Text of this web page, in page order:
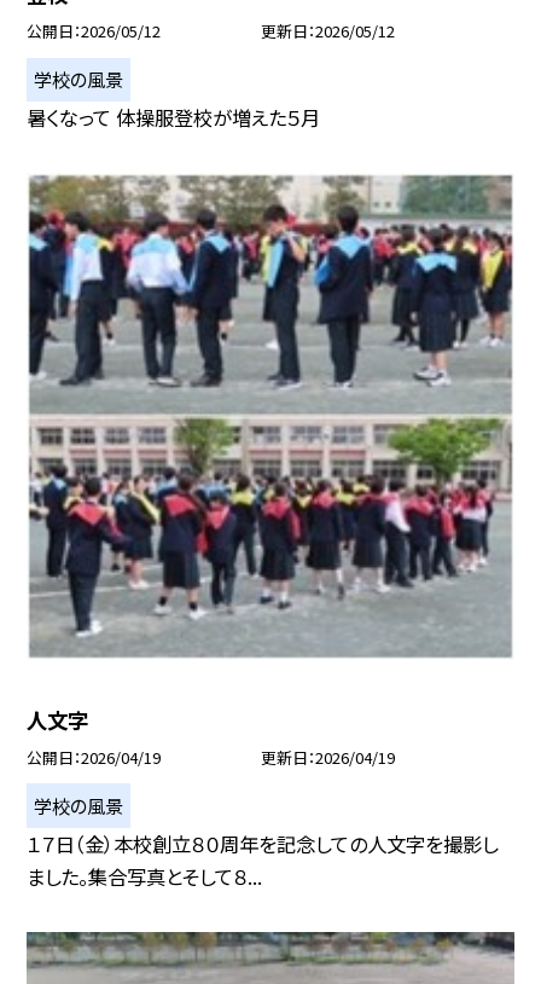
公開日 2026/05/12 更新日 2026/05/12
学校の風景
暑くなって 体操服登校が増えた５月
人文字
公開日 2026/04/19 更新日 2026/04/19
学校の風景
１７日（金）本校創立８０周年を記念しての人文字を撮影し
ました。集合写真とそして８...